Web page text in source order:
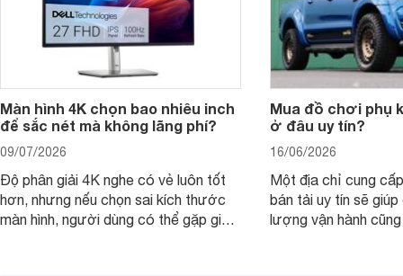
Màn hình 4K chọn bao nhiêu inch
để sắc nét mà không lãng phí?
09/07/2026
Độ phân giải 4K nghe có vẻ luôn tốt
hơn, nhưng nếu chọn sai kích thước
màn hình, người dùng có thể gặp giao
Mua đồ chơi phụ
ở đâu uy tín?
16/06/2026
Một địa chỉ cung
bán tải uy tín sẽ
lượng vận hành